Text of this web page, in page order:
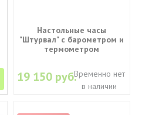
Настольные часы
"Штурвал" с барометром и
термометром
19 150 руб.Временно нет
в наличии